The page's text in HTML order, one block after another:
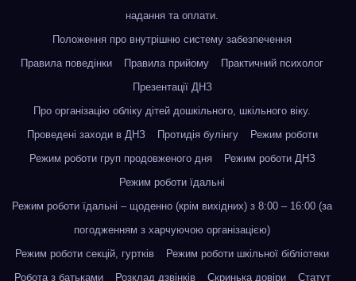
надання та оплати.
Положення про внутрішню систему забезпечення
Правила поведінки
Правила прийому
Практичний психолог
Презентації ДНЗ
Про організацію обліку дітей дошкільного, шкільного віку.
Проведені заходи в ДНЗ
Протидія булінгу
Режим роботи
Режим роботи груп продовженого дня
Режим роботи ДНЗ
Режим роботи їдальні
Режим роботи їдальні – щоденно (крім вихідних) з 8:00 – 16:00 (за
погодженням з харчуючою організацією)
Режим роботи секцій, гуртків
Режим роботи шкільної бібліотеки
Робота з батьками
Розклад дзвінків Скринька довіри Статут